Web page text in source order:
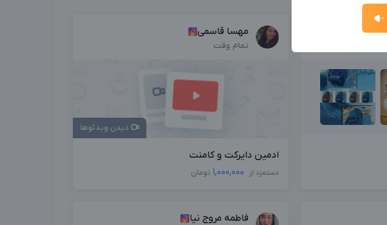
مهسا قاسمی
تمام وقت
دیدن ویدئوها
ادمین دایرکت و کامنت
دستمزد از 1,000,000 تومان
فاطمه مروج نیا
بزرگترین کانال ادمینی